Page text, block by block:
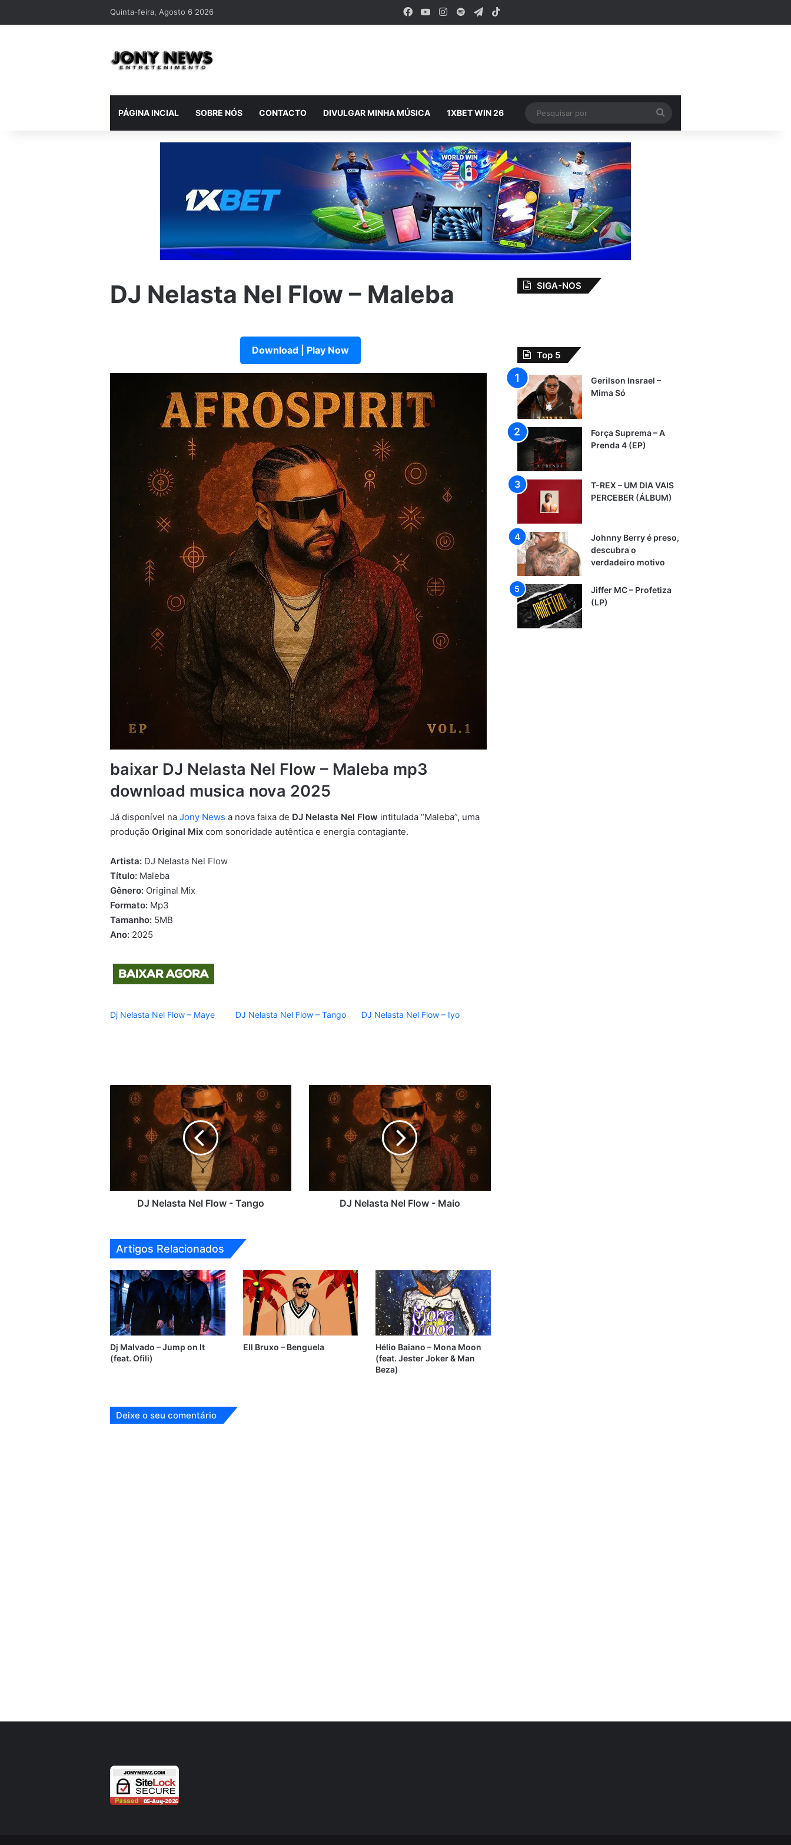
Quinta-feira, Agosto 6 2026 Facebook
YouTubeInstagram
SpotifyTelegram
TikTok
PÁGINA INCIAL SOBRE NÓS CONTACTO DIVULGAR MINHA MÚSICA 1XBET WIN 26
por
DJ Nelasta Nel Flow – Maleba
Download | Play Now
baixar DJ Nelasta Nel Flow – Maleba mp3
download musica nova 2025
Já disponível na Jony News a nova faixa de DJ Nelasta Nel Flow intitulada “Maleba”, uma
produção Original Mix com sonoridade autêntica e energia contagiante.
Artista: DJ Nelasta Nel Flow
Título: Maleba
Gênero: Original Mix
Formato: Mp3
Tamanho: 5MB
Ano: 2025
Dj Nelasta Nel Flow – Maye DJ Nelasta Nel Flow – Tango DJ Nelasta Nel Flow – Iyo
Nelasta
Flow
Tango
DJ Nelasta Nel Flow - Tango
Nelasta
Flow
DJ Nelasta Nel Flow - Maio
Artigos Relacionados
Dj Malvado – Jump on It
(feat. Ofili)
Ell Bruxo – Benguela
Hélio Baiano – Mona Moon
(feat. Jester Joker & Man
Beza)
Deixe o seu comentário
SIGA-NOS
Top 5
Gerilson Insrael –
Mima Só
Força Suprema – A
Prenda 4 (EP)
T-REX – UM DIA VAIS
PERCEBER (ÁLBUM)
Johnny Berry é preso,
descubra o
verdadeiro motivo
Jiffer MC – Profetiza
(LP)